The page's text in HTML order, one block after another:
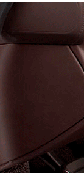
M4
4 коврика